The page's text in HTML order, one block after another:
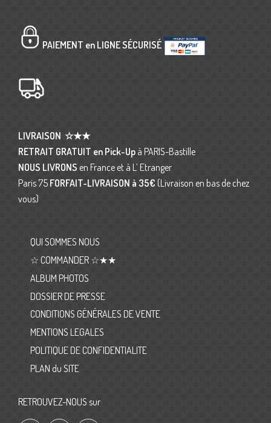
PAIEMENT en LIGNE SÉCURISÉ
LIVRAISON ☆★★
RETRAIT GRATUIT en Pick-Up à PARIS-Bastille
NOUS LIVRONS en France et à L’ Etranger
Paris 75 FORFAIT-LIVRAISON à 35€ (Livraison en bas de chez
vous)
QUI SOMMES NOUS
☆ COMMANDER ☆★★
ALBUM PHOTOS
DOSSIER DE PRESSE
CONDITIONS GÉNÉRALES DE VENTE
MENTIONS LEGALES
POLITIQUE DE CONFIDENTIALITE
PLAN du SITE
RETROUVEZ-NOUS sur